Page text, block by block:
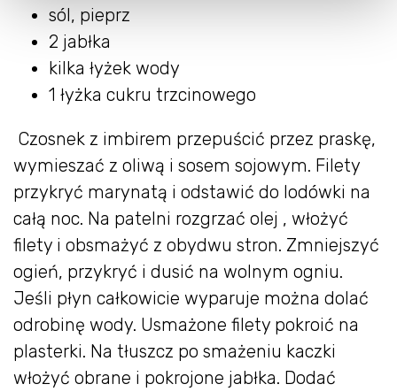
sól, pieprz
2 jabłka
kilka łyżek wody
1 łyżka cukru trzcinowego
Czosnek z imbirem przepuścić przez praskę,
wymieszać z oliwą i sosem sojowym. Filety
przykryć marynatą i odstawić do lodówki na
całą noc. Na patelni rozgrzać olej , włożyć
filety i obsmażyć z obydwu stron. Zmniejszyć
ogień, przykryć i dusić na wolnym ogniu.
Jeśli płyn całkowicie wyparuje można dolać
odrobinę wody. Usmażone filety pokroić na
plasterki. Na tłuszcz po smażeniu kaczki
włożyć obrane i pokrojone jabłka. Dodać